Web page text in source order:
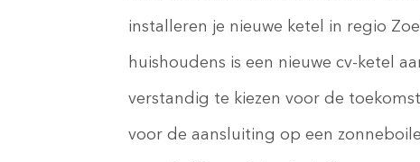
installeren je nieuwe ketel in regio
huishoudens is een nieuwe cv-ketel
verstandig te kiezen voor de
voor de aansluiting op een